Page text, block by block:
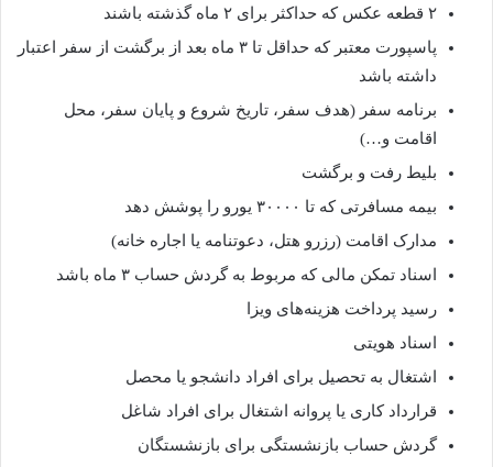
۲ قطعه عکس که حداکثر برای ۲ ماه گذشته باشند
پاسپورت معتبر که حداقل تا ۳ ماه بعد از برگشت از سفر اعتبار
داشته باشد
برنامه سفر (هدف سفر، تاریخ شروع و پایان سفر، محل
اقامت و…)
بلیط رفت و برگشت
بیمه مسافرتی که تا ۳۰۰۰۰ یورو را پوشش دهد
مدارک اقامت (رزرو هتل، دعوتنامه یا اجاره خانه)
اسناد تمکن مالی که مربوط به گردش حساب ۳ ماه باشد
رسید پرداخت هزینه‌های ویزا
اسناد هویتی
اشتغال به تحصیل برای افراد دانشجو یا محصل
قرارداد کاری یا پروانه اشتغال برای افراد شاغل
گردش حساب بازنشستگی برای بازنشستگان